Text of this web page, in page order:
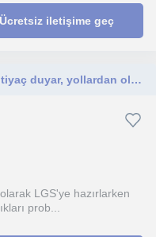
Ücretsiz iletişime geç
Herkes yürüdüğü yolda bir ışığa ihtiyaç duyar, yollardan oluşan yaşamınızda doğru rehberlik her şeyi kolaylaştırabilir.
LGS'ye hazırlarken
prob...